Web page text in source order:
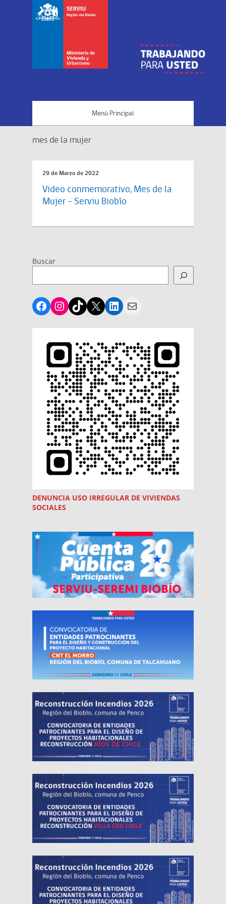
Menú Principal
mes de la mujer
29 de Marzo de 2022
Video conmemorativo, Mes de la
Mujer – Serviu Biobío
Buscar
Facebook
Instagram
TikTok
X LinkedIn
Mail
DENUNCIA USO IRREGULAR DE VIVIENDAS
SOCIALES